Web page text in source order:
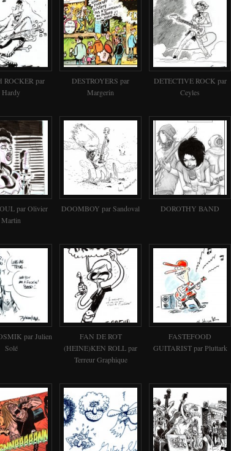
ROCKER par
Hardy
DESTROYERS par
Margerin
DETECTIVE ROCK par
Ceyles
par Olivier
Martin
DOOMBOY par Sandoval DOROTHY BAND
par Julien
Solé
FAN DE ROT
(HEINE)KEN ROLL par
Terreur Graphique
FASTEFOOD
GUITARIST par Pluttark